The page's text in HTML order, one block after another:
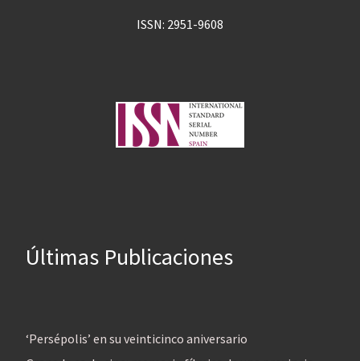
ISSN: 2951-9608
Últimas Publicaciones
‘Persépolis’ en su veinticinco aniversario